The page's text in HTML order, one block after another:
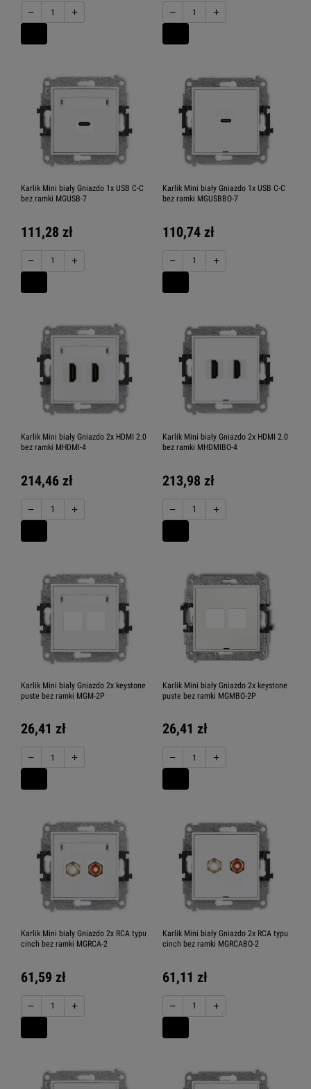
− + − +
Karlik Mini biały Gniazdo 1x USB C-C
bez ramki MGUSB-7
111,28 zł
− +
Karlik Mini biały Gniazdo 1x USB C-C
bez ramki MGUSBBO-7
110,74 zł
− +
Karlik Mini biały Gniazdo 2x HDMI 2.0
bez ramki MHDMI-4
214,46 zł
− +
Karlik Mini biały Gniazdo 2x HDMI 2.0
bez ramki MHDMIBO-4
213,98 zł
− +
Karlik Mini biały Gniazdo 2x keystone
puste bez ramki MGM-2P
26,41 zł
− +
Karlik Mini biały Gniazdo 2x keystone
puste bez ramki MGMBO-2P
26,41 zł
− +
Karlik Mini biały Gniazdo 2x RCA typu
cinch bez ramki MGRCA-2
61,59 zł
− +
Karlik Mini biały Gniazdo 2x RCA typu
cinch bez ramki MGRCABO-2
61,11 zł
− +